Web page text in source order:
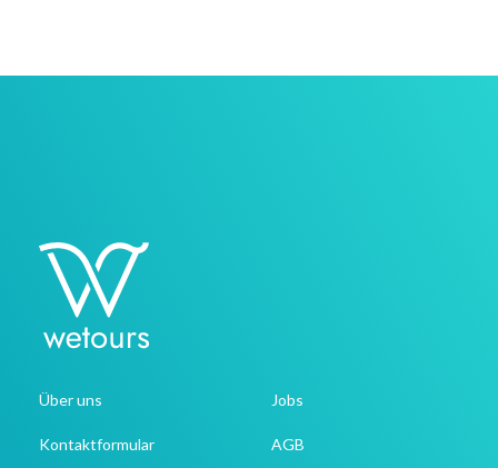
Über uns
Kontaktformular
Jobs
AGB